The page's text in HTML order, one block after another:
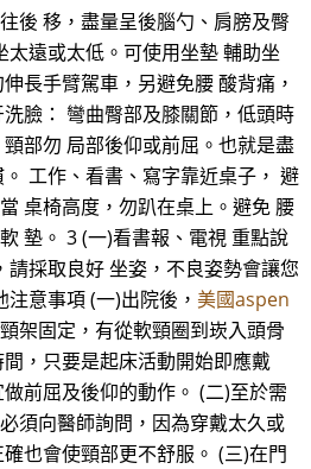
後 移，盡量呈後腦勺、肩膀及臀
遠或太低。可使用坐墊 輔助坐
長手臂駕車，另避免腰 酸背痛，
臉： 彎曲臀部及膝關節，低頭時
部勿 局部後仰或前屈。也就是盡
工作、看書、寫字靠近桌子， 避
桌椅高度，勿趴在桌上。避免 腰
墊。 3 (一)看書報、電視 重點說
請採取良好 坐姿，不良姿勢會讓您
意事項 (一)出院後， 美國aspen
架固定，有從軟頸圈到崁入頭骨
，只要是起床活動開始即應戴
前屈及後仰的動作。 (二)至於需
須向醫師詢問，因為穿戴太久或
也會使頸部更不舒服。 (三)在門